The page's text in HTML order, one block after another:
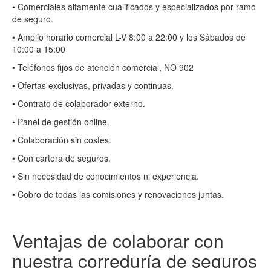
• Comerciales altamente cualificados y especializados por ramo
de seguro.
• Amplio horario comercial L-V 8:00 a 22:00 y los Sábados de
10:00 a 15:00
• Teléfonos fijos de atención comercial, NO 902
• Ofertas exclusivas, privadas y continuas.
• Contrato de colaborador externo.
• Panel de gestión online.
• Colaboración sin costes.
• Con cartera de seguros.
• Sin necesidad de conocimientos ni experiencia.
• Cobro de todas las comisiones y renovaciones juntas.
Ventajas de colaborar con
nuestra correduría de seguros